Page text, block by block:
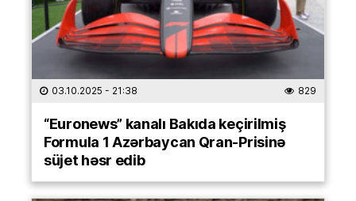
03.10.2025 - 21:38 829
“Euronews” kanalı Bakıda keçirilmiş
Formula 1 Azərbaycan Qran-Prisinə
süjet həsr edib